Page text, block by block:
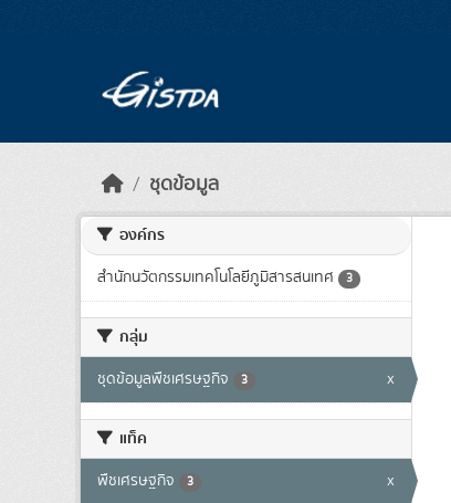
ชุดข้อมูล
องค์กร
สำนักนวัตกรรมเทคโนโลยีภูมิสารสนเทศ 3
กลุ่ม
ชุดข้อมูลพืชเศรษฐกิจ 3 x
แท็ค
พืชเศรษฐกิจ 3 x